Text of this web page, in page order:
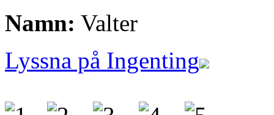
Namn: Valter
Lyssna på Ingenting